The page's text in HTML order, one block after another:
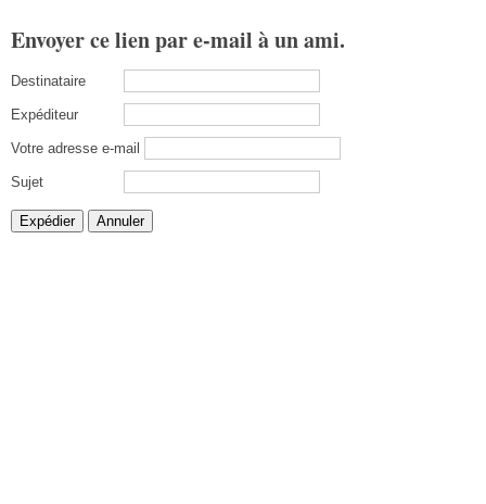
Envoyer ce lien par e-mail à un ami.
Destinataire
Expéditeur
Votre adresse e-mail
Sujet
Expédier Annuler